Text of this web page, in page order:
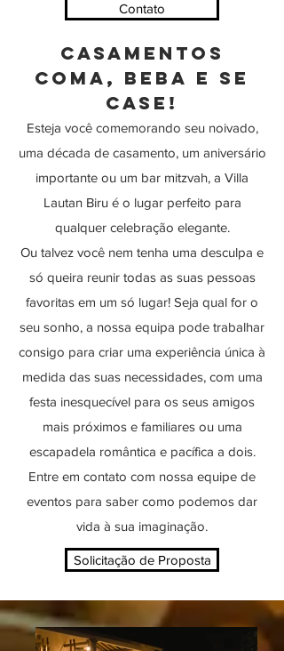
Casamentos
COMA, BEBA E SE
CASE!
Esteja você comemorando seu noivado,
uma década de casamento, um aniversário
importante ou um bar mitzvah, a Villa
Lautan Biru é o lugar perfeito para
qualquer celebração elegante.
Ou talvez você nem tenha uma desculpa e
só queira reunir todas as suas pessoas
favoritas em um só lugar! Seja qual for o
seu sonho, a nossa equipa pode trabalhar
consigo para criar uma experiência única à
medida das suas necessidades, com uma
festa inesquecível para os seus amigos
mais próximos e familiares ou uma
escapadela romântica e pacífica a dois.
Entre em contato com nossa equipe de
eventos para saber como podemos dar
vida à sua imaginação.
Solicitação de Proposta
Contato